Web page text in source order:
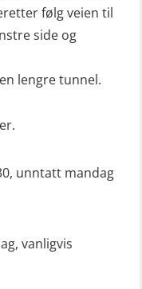
liten
liten
(MOB)
(OSE152)
Mann-Over-
båt
følg veien til
side og
lengre tunnel.
unntatt mandag
vanligvis